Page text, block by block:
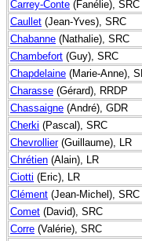
Carrey-Conte (Fanélie), SRC
Caullet (Jean-Yves), SRC
Chabanne (Nathalie), SRC
Chambefort (Guy), SRC
Chapdelaine (Marie-Anne),
Charasse (Gérard), RRDP
Chassaigne (André), GDR
Cherki (Pascal), SRC
Chevrollier(Guillaume), LR
Chrétien (Alain), LR
Ciotti (Eric), LR
Clément (Jean-Michel), SRC
Comet (David), SRC
Corre (Valérie), SRC